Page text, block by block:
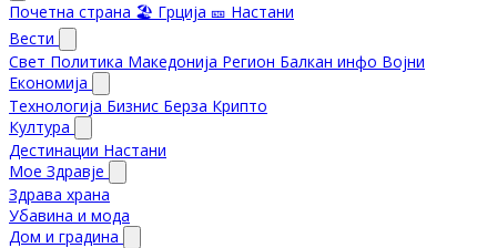
Почетна страна 🏖️ Грција 🎫 Настани
Вести
Свет Политика Македонија Регион Балкан инфо Војни
Економија
Технологија Бизнис Берза Крипто
Култура
Дестинации Настани
Мое Здравје
Здрава храна
Убавина и мода
Дом и градина